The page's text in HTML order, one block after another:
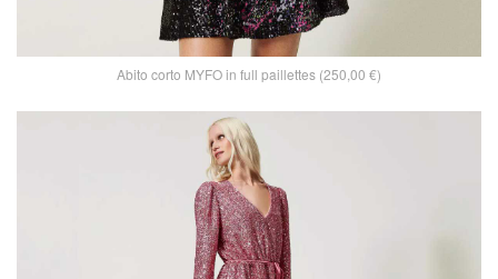
Abito corto MYFO in full paillettes (250,00 €)